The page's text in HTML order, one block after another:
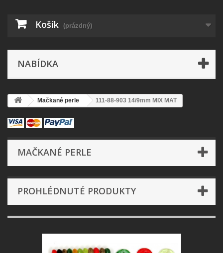
Košík (prázdný)
NABÍDKA
Mačkané perle 111-88-903 14/9mm MIX MAT
MAČKANÉ PERLE
PROHLÉDNUTÉ PRODUKTY